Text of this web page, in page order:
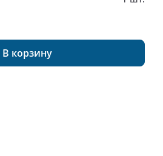
В корзину